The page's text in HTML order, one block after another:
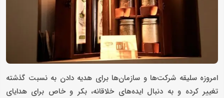
امروزه سلیقه شرکت‌ها و سازمان‌ها برای هدیه دادن به نسبت گذشته
تغییر کرده و به دنبال ایده‌های خلاقانه، بکر و خاص برای هدایای